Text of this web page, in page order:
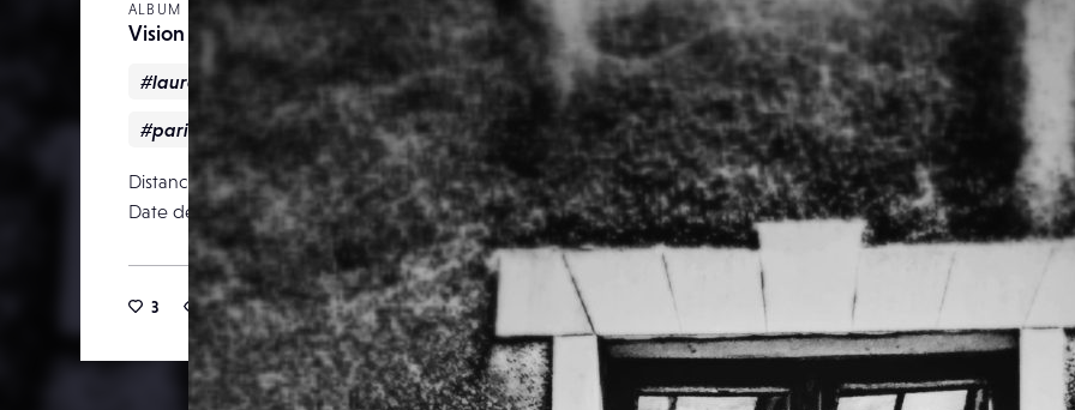
ALBUM
Vision tumultueuse
#laurentatiapo #maison #noiretblanc
#paris #rue
Distance focale
0 mm
Date de publication
15 mai 2020
3 21 0